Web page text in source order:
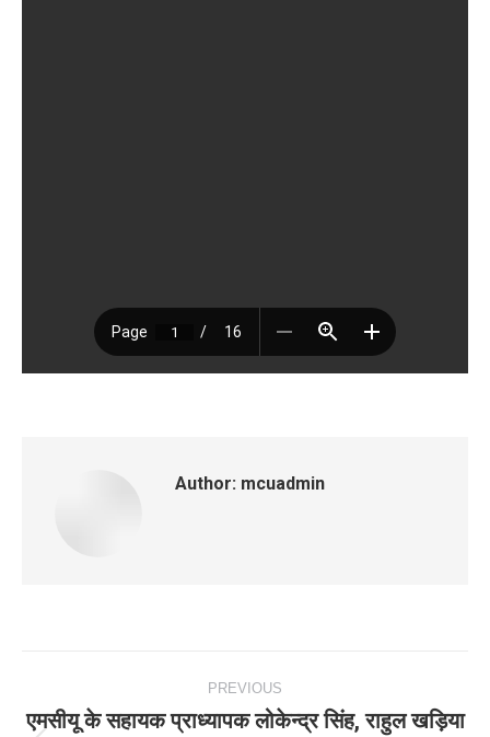
Author: mcuadmin
navigation
PREVIOUS
एमसीयू के सहायक प्राध्यापक लोकेन्द्र सिंह, राहुल खड़िया